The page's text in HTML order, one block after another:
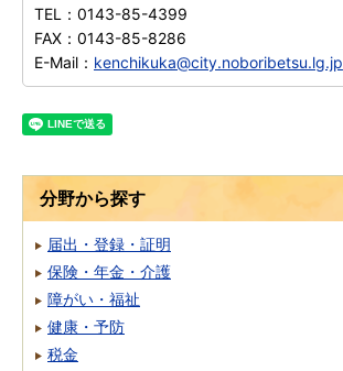
TEL： 0143-85-4399
FAX： 0143-85-8286
E-Mail： kenchikuka@city.noboribetsu.lg.jp
分野から探す
届出・登録・証明
保険・年金・介護
障がい・福祉
健康・予防
税金